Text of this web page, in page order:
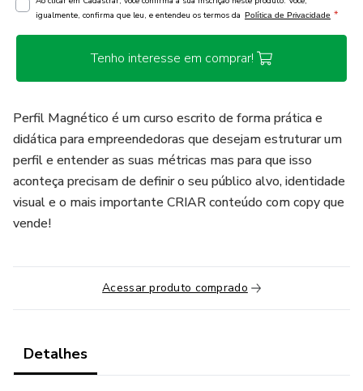
igualmente, confirma que leu, e entendeu os termos da Política de Privacidade *
Tenho interesse em comprar!
Perfil Magnético é um curso escrito de forma prática e
didática para empreendedoras que desejam estruturar um
perfil e entender as suas métricas mas para que isso
aconteça precisam de definir o seu público alvo, identidade
visual e o mais importante CRIAR conteúdo com copy que
vende!
Acessar produto comprado
Detalhes